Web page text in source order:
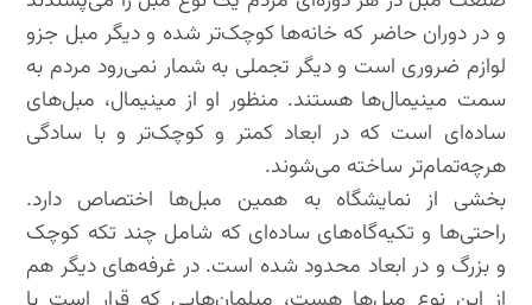
و در دوران حاضر که خانه‌ها کوچک‌تر شده و دیگر مبل جزو
لوازم ضروری است و دیگر تجملی به شمار نمی‌رود مردم به
سمت مینیمال‌ها هستند. منظور او از مینیمال، مبل‌های
ساده‌ای است که در ابعاد کمتر و کوچک‌تر و با سادگی
هرچه‌تمام‌تر ساخته می‌شوند.
بخشی از نمایشگاه به همین مبل‌ها اختصاص دارد.
راحتی‌ها و تکیه‌گاه‌های ساده‌ای که شامل چند تکه کوچک
و بزرگ و در ابعاد محدود شده است. در غرفه‌های دیگر هم